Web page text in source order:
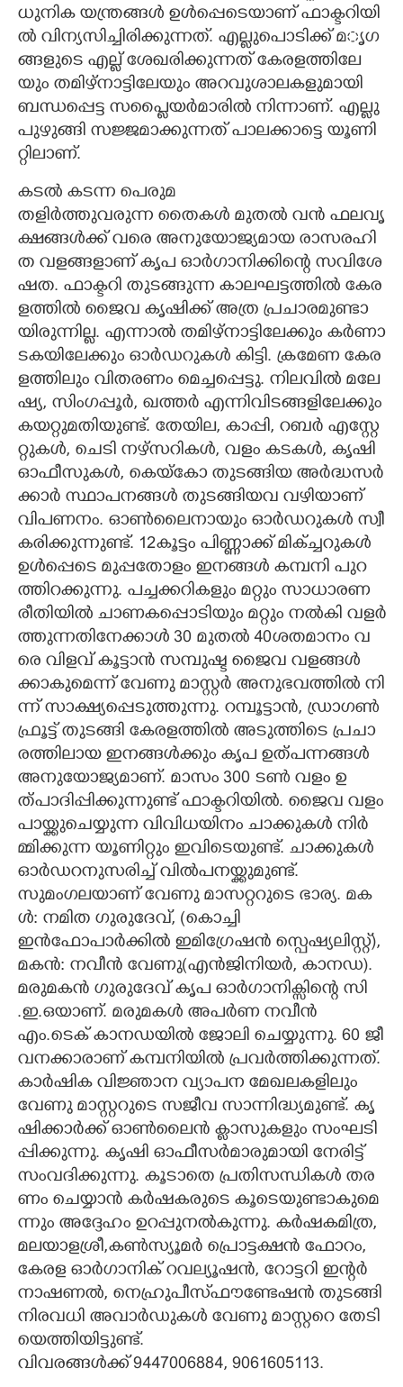
ധു​നി​ക​ യ​ന്ത്ര​ങ്ങ​ൾ​ ഉ​ൾ​പ്പെ​ടെ​യാ​ണ് ഫാ​ക്ട​റി​യി​
ൽ​ വി​ന്യ​സി​ച്ചി​രി​ക്കു​ന്ന​ത്. എ​ല്ലു​പൊ​ടി​ക്ക് മ​‌ൃ​ഗ​
ങ്ങ​ളു​ടെ​ എ​ല്ല് ശേ​ഖ​രി​ക്കു​ന്ന​ത് കേ​ര​ള​ത്തി​ലേ​
യും​ ത​മി​ഴ്നാ​ട്ടി​ലേ​യും​ അ​റ​വു​ശാ​ല​ക​ളു​മാ​യി​
ബ​ന്ധ​പ്പെ​ട്ട​ സ​പ്ലൈ​യ​ർ​മാ​രി​ൽ​ നി​ന്നാ​ണ്. എ​ല്ലു​
പു​ഴു​ങ്ങി​ സ​ജ്ജ​മാ​ക്കു​ന്ന​ത് പാ​ല​ക്കാ​ട്ടെ​ യൂ​ണി​
റ്റി​ലാ​ണ്.
കടൽ കടന്ന പെരുമ
ത​ളി​ർ​ത്തു​വ​രു​ന്ന​ തൈ​ക​ൾ​ മു​ത​ൽ​ വ​ൻ​ ഫ​ല​വൃ​
ക്ഷ​ങ്ങ​ൾ​ക്ക് വ​രെ​ അ​നു​യോ​ജ്യ​മാ​യ​ രാ​സ​ര​ഹി​
ത​ വ​ള​ങ്ങ​ളാ​ണ് കൃ​പ​ ഓ​ർ​ഗാ​നി​ക്കി​ന്റെ​ സ​വി​ശേ​
ഷ​ത​. ഫാ​ക്ട​റി​ തു​ട​ങ്ങു​ന്ന​ കാ​ല​ഘ​ട്ട​ത്തി​ൽ​ കേ​ര​
ള​ത്തി​ൽ​ ജൈ​വ​ കൃ​ഷി​ക്ക് അ​ത്ര​ പ്ര​ചാ​ര​മു​ണ്ടാ​
യി​രു​ന്നി​ല്ല​. എ​ന്നാ​ൽ​ ത​മി​ഴ്നാ​ട്ടി​ലേ​ക്കും​ ക​ർ​ണാ​
ട​ക​യി​ലേ​ക്കും​ ഓ​ർ​ഡ​റു​ക​ൾ​ കി​ട്ടി​. ക്ര​മേ​ണ​ കേ​ര​
ള​ത്തി​ലും​ വി​ത​ര​ണം​ മെ​ച്ച​പ്പെ​ട്ടു​. നി​ല​വി​ൽ​ മ​ലേ​
ഷ്യ​,​ സിം​ഗ​പ്പൂ​ർ​,​ ഖ​ത്ത​ർ​ എ​ന്നി​വി​ട​ങ്ങ​ളി​ലേ​ക്കും​
ക​യ​റ്റു​മ​തി​യു​ണ്ട്. തേ​യി​ല,​ കാ​പ്പി​,​ റ​ബ​ർ​ എ​സ്റ്റേ​
റ്റു​ക​ൾ​,​ ചെ​ടി​ ന​ഴ്സ​റി​ക​ൾ​,​ വ​ളം​ ക​ട​ക​ൾ​,​ കൃ​ഷി​
ഓ​ഫീ​സു​ക​ൾ​,​ കെ​യ്കോ​ തു​ട​ങ്ങി​യ​ അ​ർ​ദ്ധ​സ​ർ​
ക്കാ​ർ​ സ്ഥാ​പ​ന​ങ്ങ​ൾ​ തു​ട​ങ്ങി​യ​വ​ വ​ഴി​യാ​ണ്
വി​പ​ണ​നം. ഓ​ൺ​ലൈ​നാ​യും​ ഓ​ർ​ഡ​റു​ക​ൾ​ സ്വീ​
ക​രി​ക്കു​ന്നു​ണ്ട്. 1​2​കൂ​ട്ടം​ പി​ണ്ണാ​ക്ക് മി​ക്ച്ച​റു​ക​ൾ​
ഉ​ൾ​പ്പെ​ടെ​ മു​പ്പ​തോ​ളം​ ഇ​ന​ങ്ങ​ൾ​ ക​മ്പ​നി​ പു​റ​
ത്തി​റ​ക്കു​ന്നു​. പ​ച്ച​ക്ക​റി​ക​ളും​ മ​റ്റും​ സാ​ധാ​ര​ണ​
രീ​തി​യി​ൽ​ ചാ​ണ​ക​പ്പൊ​ടി​യും​ മ​റ്റും​ ന​ൽ​കി​ വ​ള​ർ​
ത്തു​ന്ന​തി​നേ​ക്കാ​ൾ​ 3​0​ മു​ത​ൽ​ 4​0​ശ​ത​മാ​നം​ വ​
രെ​ വി​ള​വ് കൂ​ട്ടാ​ൻ​ സ​മ്പു​ഷ്ട​ ജൈ​വ​ വ​ള​ങ്ങ​ൾ​
ക്കാ​കു​മെ​ന്ന് വേ​ണു​ മാ​സ്റ്റ​ർ​ അ​നു​ഭ​വ​ത്തി​ൽ​ നി​
ന്ന് സാ​ക്ഷ്യ​പ്പെ​ടു​ത്തു​ന്നു​. റ​മ്പൂ​ട്ടാ​ൻ​,​ ഡ്രാ​ഗ​ൺ​
ഫ്രൂ​ട്ട് തു​ട​ങ്ങി​ കേ​ര​ള​ത്തി​ൽ​ അ​ടു​ത്തി​ടെ​ പ്ര​ചാ​
ര​ത്തി​ലാ​യ​ ഇ​ന​ങ്ങ​ൾ​ക്കും​ കൃ​പ​ ഉ​ത്പ​ന്ന​ങ്ങ​ൾ​
അ​നു​യോ​ജ്യ​മാ​ണ്. മാ​സം​ 3​0​0​ ട​ൺ​ വ​ളം​ ഉ​
ത്പാ​ദി​പ്പി​ക്കു​ന്നു​ണ്ട് ഫാ​ക്ട​റി​യി​ൽ​. ജൈ​വ​ വ​ളം​
പാ​യ്ക്കു​ചെ​യ്യു​ന്ന​ വി​വി​ധ​യി​നം​ ചാ​ക്കു​ക​ൾ​ നി​ർ​
മ്മി​ക്കു​ന്ന​ യൂ​ണി​റ്റും​ ഇ​വി​ടെ​യു​ണ്ട്. ചാ​ക്കു​ക​ൾ​
ഓ​ർ​ഡ​റ​നു​സ​രി​ച്ച് വി​ൽ​പ​ന​യ്ക്കു​മു​ണ്ട്.
​സു​മം​ഗ​ല​യാ​ണ് വേ​ണു​ മാ​സ​റ്റ​റു​ടെ​ ഭാ​ര്യ​. മ​ക​
ൾ​:​ ന​മി​ത ഗു​രു​ദേ​വ്,​​ (കൊച്ചി
ഇൻഫോപാർക്കിൽ ഇമിഗ്രേഷൻ സ്പെഷ്യലിസ്റ്റ്)​,​
മ​ക​ൻ​:​ ന​വീ​ൻ​ വേ​ണു​(​എ​ൻ​ജി​നി​യ​ർ​,​ കാ​ന​‌​ഡ​)​.
മ​രു​മ​ക​ൻ​ ഗു​രു​ദേ​വ് കൃ​പ​ ഓ​ർ​ഗാ​നി​ക്സി​ന്റെ​ സി​
.ഇ​.ഒ​യാ​ണ്. മരുമകൾ അപർണ നവീൻ
എം.ടെക് കാനഡയിൽ ജോലി ചെയ്യുന്നു. 6​0​ ജീ​
വ​ന​ക്കാ​രാ​ണ് ക​മ്പ​നി​യി​ൽ​ പ്ര​വ​ർ​ത്തി​ക്കു​ന്ന​ത്.
​കാ​ർ​ഷി​ക​ വി​ജ്ഞാ​ന​ വ്യാ​പ​ന​ മേ​ഖ​ല​ക​ളി​ലും​
വേ​ണു​ മാ​സ്റ്റ​റു​ടെ​ സ​ജീ​വ​ സാ​ന്നി​ദ്ധ്യ​മു​ണ്ട്. കൃ​
ഷി​ക്കാ​ർ​ക്ക് ഓ​ൺ​ലൈ​ൻ​ ക്ലാ​സു​ക​ളും​ സം​ഘ​ടി​
പ്പി​ക്കു​ന്നു​. കൃ​ഷി​ ഓ​ഫീ​സ​ർ​മാ​രു​മാ​യി​ നേ​രി​ട്ട്
സം​വ​ദി​ക്കു​ന്നു​. കൂ​ടാ​തെ​ പ്ര​തി​സ​ന്ധി​ക​ൾ​ ത​ര​
ണം​ ചെ​യ്യാ​ൻ​ ക​ർ​ഷ​ക​രു​ടെ​ കൂ​ടെ​യു​ണ്ടാ​കു​മെ​
ന്നും​ അ​ദ്ദേ​ഹം​ ഉ​റ​പ്പു​ന​ൽ​കു​ന്നു​. ക​ർ​ഷ​ക​മി​ത്ര​,​
മ​ല​യാ​ള​ശ്രീ​,​ക​ൺ​സ്യൂ​മ​ർ​ പ്രൊ​ട്ട​ക്ഷ​ൻ​ ഫോ​റം​,​
കേ​ര​ള​ ഓ​ർ​ഗാ​നി​ക് റ​വ​ല്യൂ​ഷ​ൻ​,​ റോ​ട്ട​റി​ ഇ​ന്റ​ർ​
നാ​ഷ​ണ​ൽ​,​ നെ​ഹ്രു​പീ​സ്‌ഫൗ​ണ്ടേ​ഷ​ൻ​ തു​ട​ങ്ങി​
നി​ര​വ​ധി​ അ​വാ​ർ​ഡു​ക​ൾ​ വേ​ണു​ മാ​സ്റ്റ​റെ​ തേ​ടി​
യെ​ത്തി​യി​ട്ടു​ണ്ട്.
വി​വ​ര​ങ്ങ​ൾ​ക്ക് 9​4​4​7​0​0​6​8​8​4​,​ 9061605113.